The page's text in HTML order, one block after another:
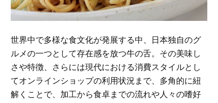
世界中で多様な食文化が発展する中、日本独自のグ
ルメの一つとして存在感を放つ牛の舌。 その美味し
さや特徴、さらには現代における消費スタイルとし
てオンラインショップの利用状況まで、多角的に紐
解くことで、加工から食卓までの流れや人々の嗜好